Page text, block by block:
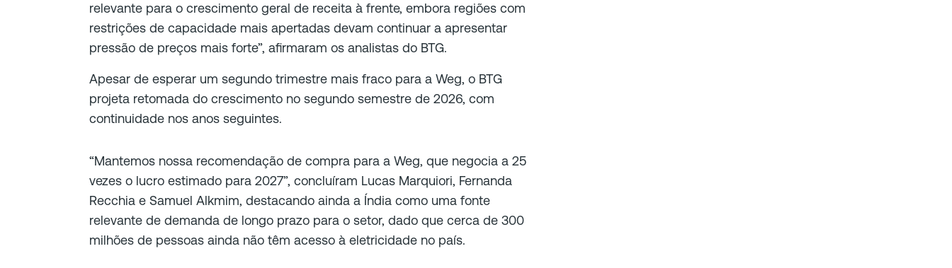
relevante para o crescimento geral de receita à frente, embora regiões com
restrições de capacidade mais apertadas devam continuar a apresentar
pressão de preços mais forte”, afirmaram os analistas do BTG.
Apesar de esperar um segundo trimestre mais fraco para a Weg, o BTG
projeta retomada do crescimento no segundo semestre de 2026, com
continuidade nos anos seguintes.
“Mantemos nossa recomendação de compra para a Weg, que negocia a 25
vezes o lucro estimado para 2027”, concluíram Lucas Marquiori, Fernanda
Recchia e Samuel Alkmim, destacando ainda a Índia como uma fonte
relevante de demanda de longo prazo para o setor, dado que cerca de 300
milhões de pessoas ainda não têm acesso à eletricidade no país.